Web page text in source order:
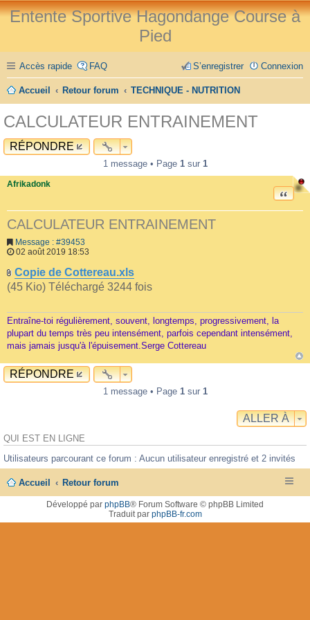
Entente Sportive Hagondange Course à
Pied
Accès rapide FAQ Connexion
S’enregistrer
Accueil Retour forum TECHNIQUE - NUTRITION
CALCULATEUR ENTRAINEMENT
RÉPONDRE
1 message • Page 1sur 1
Afrikadonk
CALCULATEUR ENTRAINEMENT
Message : #39453
02 août 2019 18:53
Copie de Cottereau.xls
(45 Kio) Téléchargé 3244 fois
Entraîne-toi régulièrement, souvent, longtemps, progressivement, la
plupart du temps très peu intensément, parfois cependant intensément,
mais jamais jusqu'à l'épuisement.Serge Cottereau
RÉPONDRE
1 message • Page 1sur 1
ALLER À
QUI EST EN LIGNE
Utilisateurs parcourant ce forum : Aucun utilisateur enregistré et 2 invités
Accueil Retour forum
Développé par phpBB® Forum Software © phpBB Limited
Traduit par phpBB-fr.com